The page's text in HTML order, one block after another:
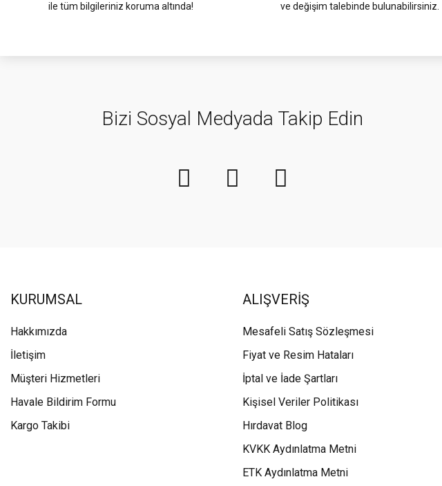
ile tüm bilgileriniz koruma altında!
ve değişim talebinde bulunabilirsiniz.
Bizi Sosyal Medyada Takip Edin
KURUMSAL
Hakkımızda
İletişim
Müşteri Hizmetleri
Havale Bildirim Formu
Kargo Takibi
ALIŞVERİŞ
Mesafeli Satış Sözleşmesi
Fiyat ve Resim Hataları
İptal ve İade Şartları
Kişisel Veriler Politikası
Hırdavat Blog
KVKK Aydınlatma Metni
ETK Aydınlatma Metni